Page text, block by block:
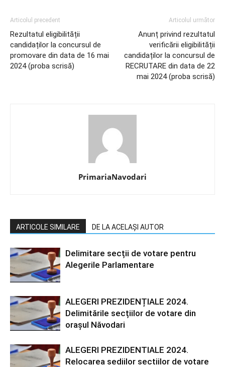
Articolul precedent
Rezultatul eligibilității
candidaților la concursul de
promovare din data de 16 mai
2024 (proba scrisă)
Articolul următor
Anunț privind rezultatul
verificării eligibilității
candidaților la concursul de
RECRUTARE din data de 22
mai 2024 (proba scrisă)
PrimariaNavodari
ARTICOLE SIMILARE DE LA ACELAȘI AUTOR
Delimitare secții de votare pentru
Alegerile Parlamentare
ALEGERI PREZIDENȚIALE 2024.
Delimitările secțiilor de votare din
orașul Năvodari
ALEGERI PREZIDENTIALE 2024.
Relocarea sediilor sectiilor de votare